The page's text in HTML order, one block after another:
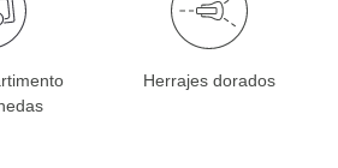
Herrajes dorados